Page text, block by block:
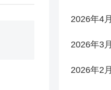
2026年4月
2026年3月
2026年2月